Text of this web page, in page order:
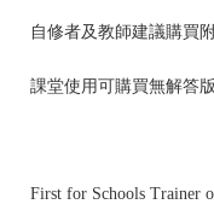
自修者及教師建議購買
課堂使用可購買無解答
First for Schools Trainer